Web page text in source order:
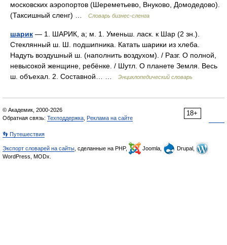
московских аэропортов (Шереметьево, Внуково, Домодедово).
(Таксишный сленг) …
Словарь бизнес-сленга
шарик — 1. ШАРИК, а; м. 1. Уменьш. ласк. к Шар (2 зн.).
Стеклянный ш. Ш. подшипника. Катать шарики из хлеба.
Надуть воздушный ш. (наполнить воздухом). / Разг. О полной,
невысокой женщине, ребёнке. / Шутл. О планете Земля. Весь
ш. объехал. 2. Составной… …
Энциклопедический словарь
18+
© Академик, 2000-2026
Обратная связь: Техподдержка Реклама на сайте
👣 Путешествия
Экспорт словарей на сайты , сделанные на PHP, Joomla,
Drupal,
WordPress, MODx.